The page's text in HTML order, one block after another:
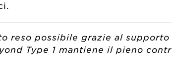
reso possibile grazie al
Type 1 mantiene il pieno